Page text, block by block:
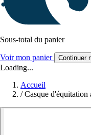
Sous-total du panier
Voir mon panier Continuer
Loading...
Accueil
/ Casque